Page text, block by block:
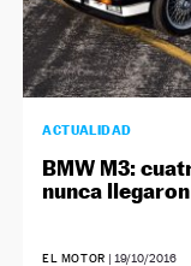
ACTUALIDAD
BMW M3:
nunca
EL MOTOR | 19/10/2016